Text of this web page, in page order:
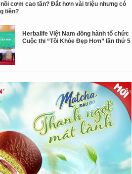
nồi cơm cao tần? Đắt hơn vài triệu nhưng có
tiền?
Herbalife Việt Nam đồng hành tổ chức
Cuộc thi “Tôi Khỏe Đẹp Hơn” lần thứ 5